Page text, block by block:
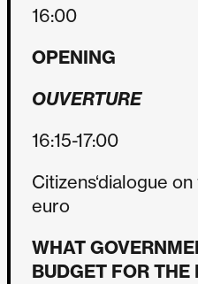
16:00
OPENING
OUVERTURE
16:15-17:00
Citizens‘dialogue
euro
WHAT
BUDGET FOR THE